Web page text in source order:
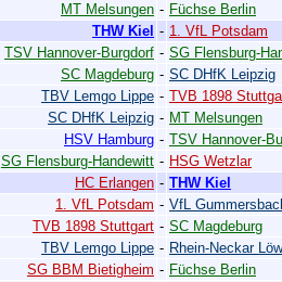
MT Melsungen - Füchse Berlin
THW Kiel - 1. VfL Potsdam
TSV Hannover-Burgdorf - SG Flensburg-
SC Magdeburg - SC DHfK Leipzig
TBV Lemgo Lippe - TVB 1898
SC DHfK Leipzig - MT Melsungen
HSV Hamburg - TSV Hannover-
SG Flensburg-Handewitt - HSG Wetzlar
HC Erlangen - THW Kiel
1. VfL Potsdam - VfL
TVB 1898 Stuttgart - SC Magdeburg
TBV Lemgo Lippe - Rhein-Neckar
SG BBM Bietigheim - Füchse Berlin